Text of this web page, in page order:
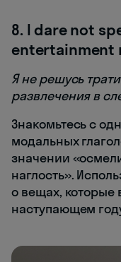
8. I dare not
entertainment
Я не решусь
развлечения в
Знакомьтесь с
модальных
значении
наглость».
о вещах, которые
наступающем